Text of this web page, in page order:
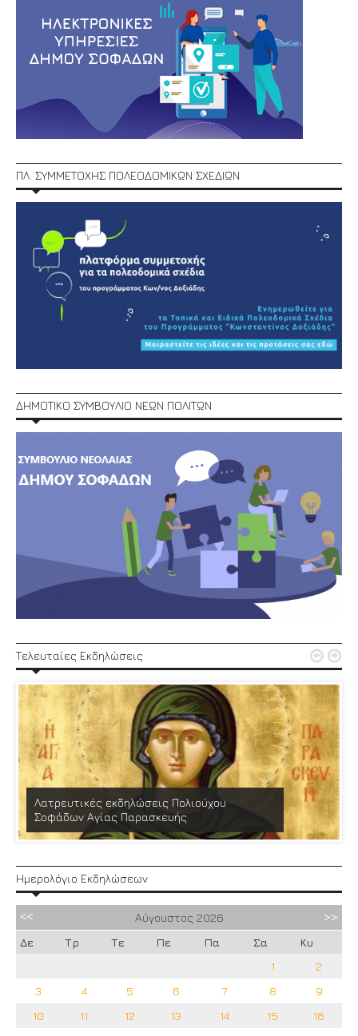
ΠΛ. ΣΥΜΜΕΤΟΧΗΣ ΠΟΛΕΟΔΟΜΙΚΩΝ ΣΧΕΔΙΩΝ
ΔΗΜΟΤΙΚΟ ΣΥΜΒΟΥΛΙΟ ΝΕΩΝ ΠΟΛΙΤΩΝ
Τελευταίες Εκδηλώσεις
Λατρευτικές εκδηλώσεις Πολιούχου
Σοφάδων Αγίας Παρασκευής
 
Ημερολόγιο Εκδηλώσεων
Αύγουστος 2026
Δε
Τρ Τε Πε Πα Σα
Κυ
1
2
3
4 5 6 7 8
9
10
11 12 13 14 15
16